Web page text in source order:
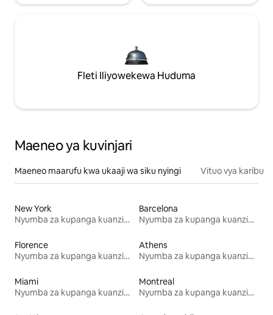
Fleti Iliyowekewa Huduma
Maeneo ya kuvinjari
Maeneo maarufu kwa ukaaji wa siku nyingi Vituo vya karibu
New York
Nyumba za kupanga kuanzia mwezi mmoja
Barcelona
Nyumba za kupanga kuanzia mwezi mmoja
Florence
Nyumba za kupanga kuanzia mwezi mmoja
Athens
Nyumba za kupanga kuanzia mwezi mmoja
Miami
Nyumba za kupanga kuanzia mwezi mmoja
Montreal
Nyumba za kupanga kuanzia mwezi mmoja